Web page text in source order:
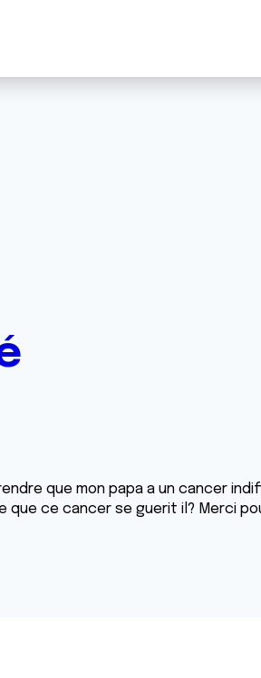
que mon papa a un cancer
ce cancer se guerit il? Merci